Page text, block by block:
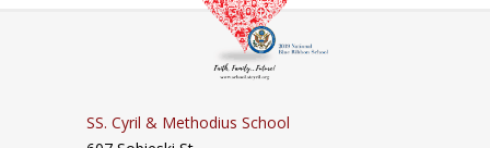
SS. Cyril & Methodius School